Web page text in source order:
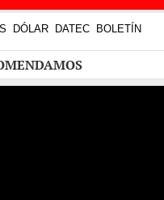
DÓLAR DATEC BOLETÍN